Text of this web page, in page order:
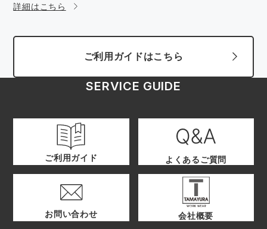
詳細はこちら
ご利用ガイドはこちら
SERVICE GUIDE
ご利用ガイド よくあるご質問
お問い合わせ 会社概要